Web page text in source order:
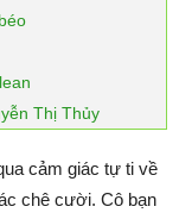
Thị Thủy
cảm giác tự ti về
chê cười. Cô bạn